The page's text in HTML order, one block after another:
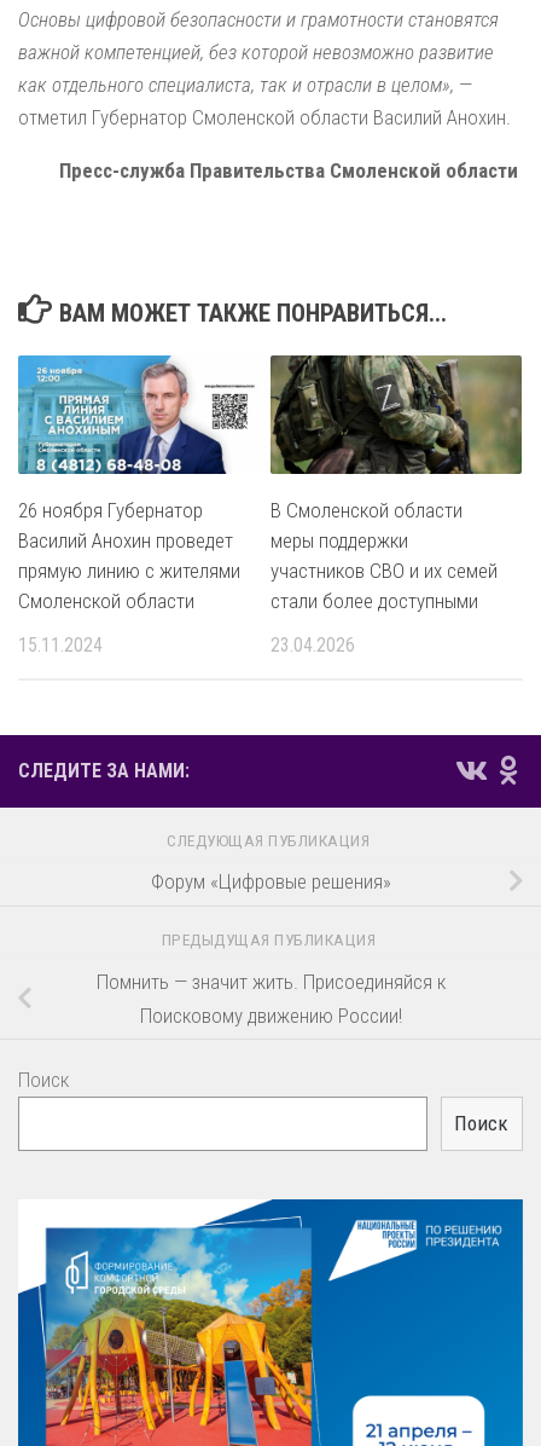
Основы цифровой безопасности и грамотности становятся
важной компетенцией, без которой невозможно развитие
как отдельного специалиста, так и отрасли в целом», —
отметил Губернатор Смоленской области Василий Анохин.
Пресс-служба Правительства Смоленской области
ВАМ МОЖЕТ ТАКЖЕ ПОНРАВИТЬСЯ...
26 ноября Губернатор
Василий Анохин проведет
прямую линию с жителями
Смоленской области
15.11.2024
В Смоленской области
меры поддержки
участников СВО и их семей
стали более доступными
23.04.2026
СЛЕДИТЕ ЗА НАМИ:
СЛЕДУЮЩАЯ ПУБЛИКАЦИЯ
Форум «Цифровые решения»
ПРЕДЫДУЩАЯ ПУБЛИКАЦИЯ
Помнить — значит жить. Присоединяйся к
Поисковому движению России!
Поиск
Поиск